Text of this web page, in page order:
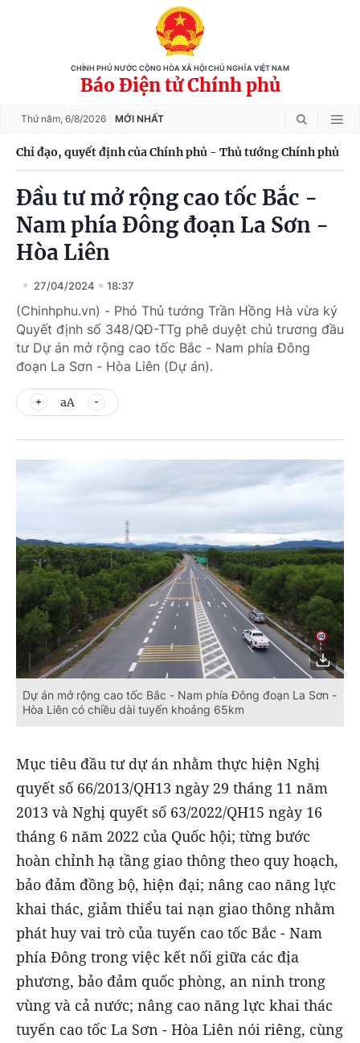
CHÍNH PHỦ NƯỚC CỘNG HÒA XÃ HỘI CHỦ NGHĨA VIỆT NAM
Báo Điện tử Chính phủ
Thứ năm, 6/8/2026 MỚI NHẤT
Chỉ đạo, quyết định của Chính phủ - Thủ tướng Chính phủ
Đầu tư mở rộng cao tốc Bắc -
Nam phía Đông đoạn La Sơn -
Hòa Liên
27/04/2024 18:37
(Chinhphu.vn) - Phó Thủ tướng Trần Hồng Hà vừa ký
Quyết định số 348/QĐ-TTg phê duyệt chủ trương đầu
tư Dự án mở rộng cao tốc Bắc - Nam phía Đông
đoạn La Sơn - Hòa Liên (Dự án).
aA
Dự án mở rộng cao tốc Bắc - Nam phía Đông đoạn La Sơn -
Hòa Liên có chiều dài tuyến khoảng 65km
Mục tiêu đầu tư dự án nhằm thực hiện Nghị
quyết số 66/2013/QH13 ngày 29 tháng 11 năm
2013 và Nghị quyết số 63/2022/QH15 ngày 16
tháng 6 năm 2022 của Quốc hội; từng bước
hoàn chỉnh hạ tầng giao thông theo quy hoạch,
bảo đảm đồng bộ, hiện đại; nâng cao năng lực
khai thác, giảm thiểu tai nạn giao thông nhằm
phát huy vai trò của tuyến cao tốc Bắc - Nam
phía Đông trong việc kết nối giữa các địa
phương, bảo đảm quốc phòng, an ninh trong
vùng và cả nước; nâng cao năng lực khai thác
tuyến cao tốc La Sơn - Hòa Liên nói riêng, cùng